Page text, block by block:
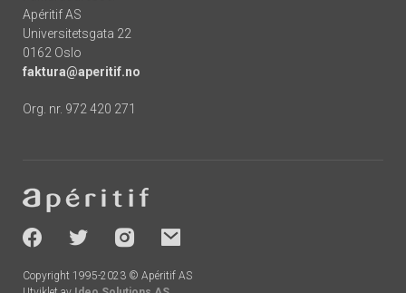
Apéritif AS
Universitetsgata 22
0162 Oslo
faktura@aperitif.no
Org. nr. 972 420 271
-
socials
Copyright 1995-2023 © Apéritif AS